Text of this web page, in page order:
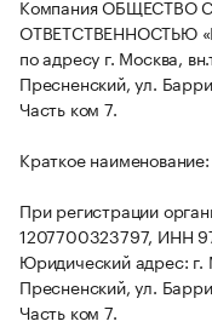
Компания ОБЩЕСТВО
ОТВЕТСТВЕННОСТЬЮ
по адресу г. Москва,
Пресненский, ул.
Часть ком 7.
Краткое
При регистрации
1207700323797, ИНН
Юридический адрес: г.
Пресненский, ул.
Часть ком 7.